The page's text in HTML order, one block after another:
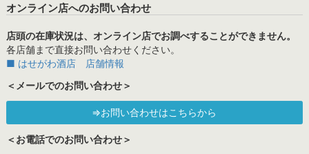
オンライン店へのお問い合わせ
店頭の在庫状況は、オンライン店でお調べすることができません。
各店舗まで直接お問い合わせください。
■ はせがわ酒店 店舗情報
＜メールでのお問い合わせ＞
⇒お問い合わせはこちらから
＜お電話でのお問い合わせ＞